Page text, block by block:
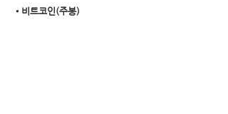
•비트코인(주봉)